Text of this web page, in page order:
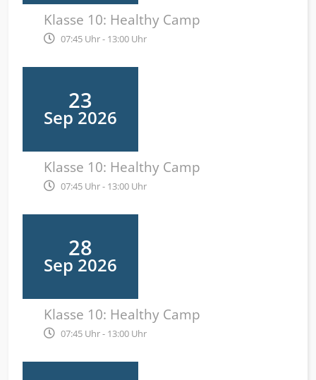
Klasse 10: Healthy Camp
07:45 Uhr - 13:00 Uhr
23
Sep 2026
Klasse 10: Healthy Camp
07:45 Uhr - 13:00 Uhr
28
Sep 2026
Klasse 10: Healthy Camp
07:45 Uhr - 13:00 Uhr